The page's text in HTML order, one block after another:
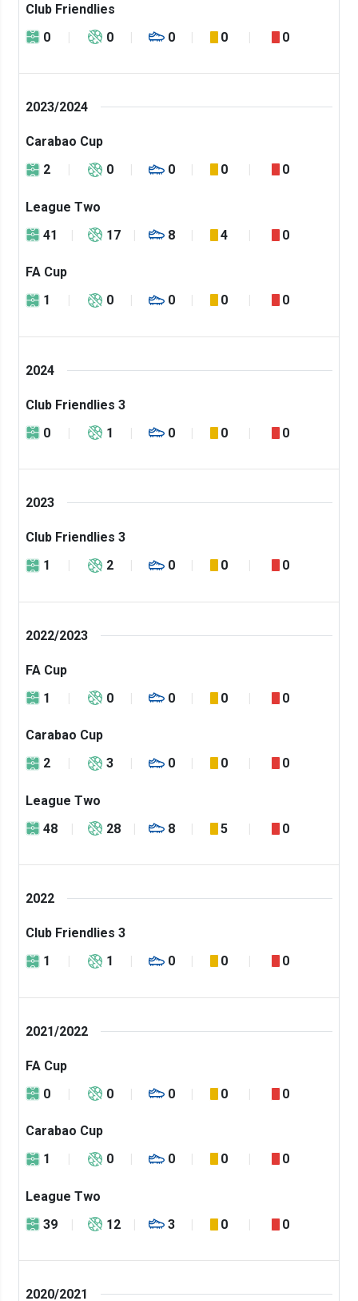
Club Friendlies
0
0 0 0 0
2023/2024
Carabao Cup
2
0 0 0 0
League Two
41
17 8 4 0
FA Cup
1
0 0 0 0
2024
Club Friendlies 3
0
1 0 0 0
2023
Club Friendlies 3
1
2 0 0 0
2022/2023
FA Cup
1
0 0 0 0
Carabao Cup
2
3 0 0 0
League Two
48
28 8 5 0
2022
Club Friendlies 3
1
1 0 0 0
2021/2022
FA Cup
0
0 0 0 0
Carabao Cup
1
0 0 0 0
League Two
39
12 3 0 0
2020/2021